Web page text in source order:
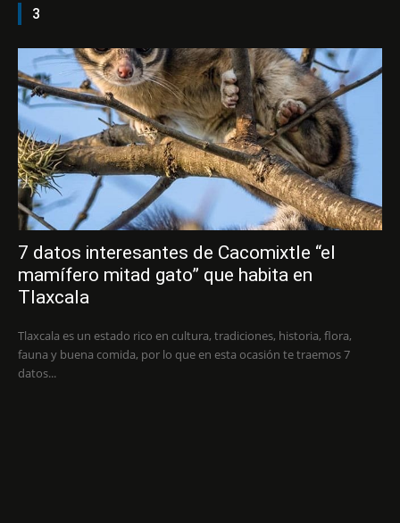
3
7 datos interesantes de Cacomixtle “el
mamífero mitad gato” que habita en
Tlaxcala
Tlaxcala es un estado rico en cultura, tradiciones, historia, flora,
fauna y buena comida, por lo que en esta ocasión te traemos 7
datos...